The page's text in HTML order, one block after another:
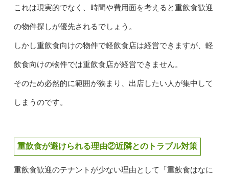
これは現実的でなく、時間や費用面を考えると重飲食歓迎
の物件探しが優先されるでしょう。
しかし重飲食向けの物件で軽飲食店は経営できますが、軽
飲食向けの物件では重飲食店が経営できません。
そのため必然的に範囲が狭まり、出店したい人が集中して
しまうのです。
重飲食が避けられる理由②近隣とのトラブル対策
重飲食歓迎のテナントが少ない理由として「重飲食はなに